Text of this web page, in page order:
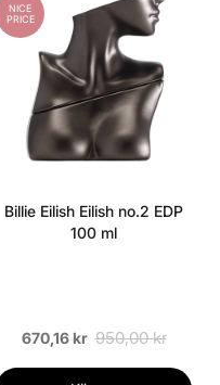
NICE
PRICE
Billie Eilish Eilish no.2 EDP
100 ml
670,16 kr 950,00 kr